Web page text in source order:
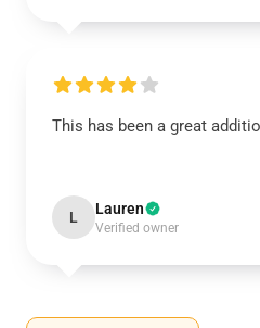
This has been a great
L Lauren
Verified owner